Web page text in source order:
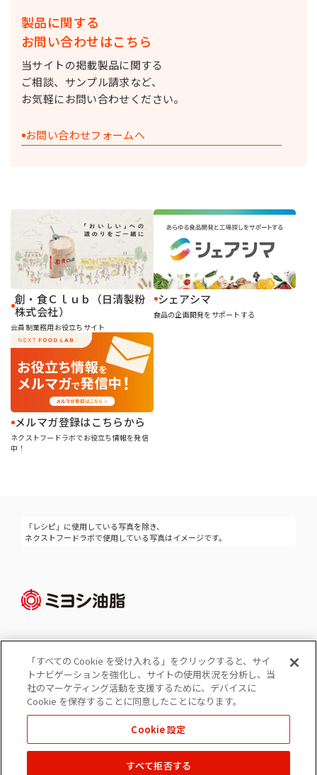
製品に関する
お問い合わせはこちら
当サイトの掲載製品に関する
ご相談、サンプル請求など、
お気軽にお問い合わせください。
お問い合わせフォームへ
創・食Ｃｌｕｂ（日清製粉
株式会社）
会員制業務用お役立ちサイト
シェアシマ
食品の企画開発をサポートする
メルマガ登録はこちらから
ネクストフードラボでお役立ち情報を発信
中！
「レシピ」に使用している写真を除き、
ネクストフードラボで使用している写真はイメージです。
Cookie 設定
コーポレートサイト
個人情報の保護
ソーシャルメディアポリシー
「すべての Cookie を受け入れる」をクリックすると、サイ
トナビゲーションを強化し、サイトの使用状況を分析し、当
社のマーケティング活動を支援するために、デバイスに
Cookie を保存することに同意したことになります。
Cookie 設定
すべて拒否する